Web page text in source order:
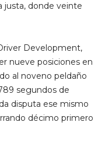
justa, donde veinte
Development,
nueve posiciones en
al noveno peldaño
segundos de
disputa ese mismo
décimo primero